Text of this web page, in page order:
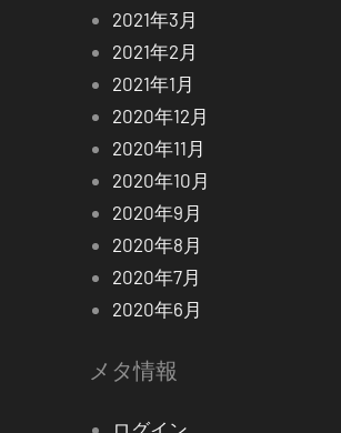
2021年3月
2021年2月
2021年1月
2020年12月
2020年11月
2020年10月
2020年9月
2020年8月
2020年7月
2020年6月
メタ情報